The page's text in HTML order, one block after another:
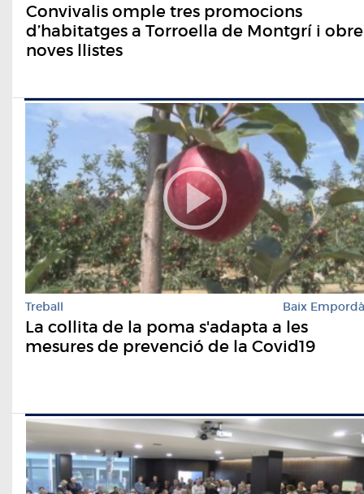
Convivalis omple tres promocions
d’habitatges a Torroella de Montgrí i obre
noves llistes
Treball Baix Empordà
La collita de la poma s'adapta a les
mesures de prevenció de la Covid19